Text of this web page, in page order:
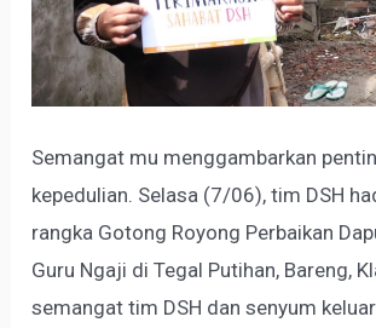
Semangat mu menggambarkan
kepedulian. Selasa (7/06), tim DSH
rangka Gotong Royong Perbaikan
Guru Ngaji di Tegal Putihan, Bareng,
semangat tim DSH dan senyum